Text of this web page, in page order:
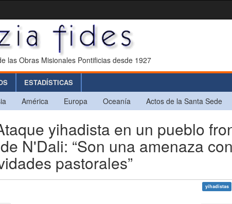
las Obras Misionales Pontificias desde 1927
ESTADÍSTICAS
América Europa Oceanía Actos de la Santa Sede
yihadista en un pueblo
N'Dali: “Son una amenaza
pastorales”
yihadistas